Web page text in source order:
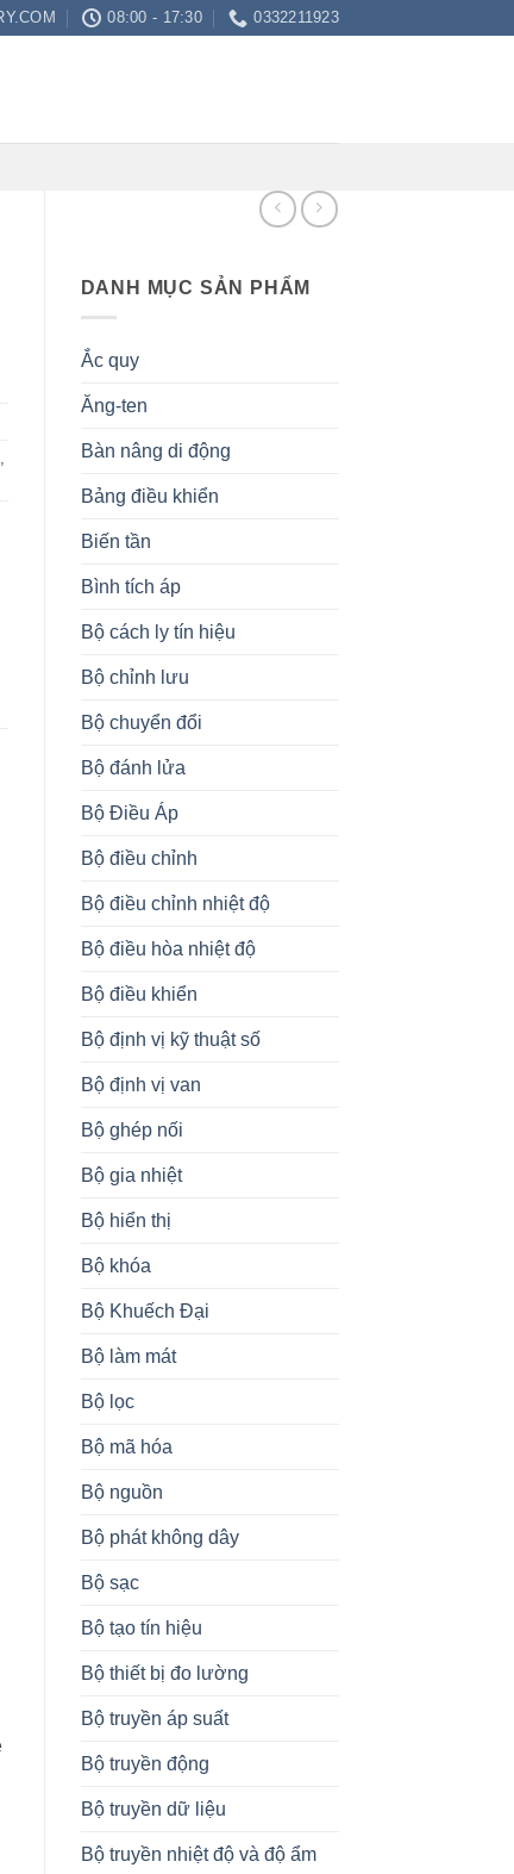
08:00 - 17:30 0332211923
DANH MỤC SẢN PHẨM
Ắc quy
Ăng-ten
Bàn nâng di động
Bảng điều khiển
Biến tần
Bình tích áp
Bộ cách ly tín hiệu
Bộ chỉnh lưu
Bộ chuyển đổi
Bộ đánh lửa
Bộ Điều Áp
Bộ điều chỉnh
Bộ điều chỉnh nhiệt độ
Bộ điều hòa nhiệt độ
Bộ điều khiển
Bộ định vị kỹ thuật số
Bộ định vị van
Bộ ghép nối
Bộ gia nhiệt
Bộ hiển thị
Bộ khóa
Bộ Khuếch Đại
Bộ làm mát
Bộ lọc
Bộ mã hóa
Bộ nguồn
Bộ phát không dây
Bộ sạc
Bộ tạo tín hiệu
Bộ thiết bị đo lường
Bộ truyền áp suất
Bộ truyền động
Bộ truyền dữ liệu
Bộ truyền nhiệt độ và độ ẩm